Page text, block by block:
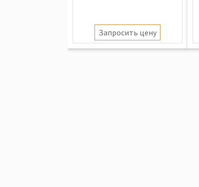
Запросить цену